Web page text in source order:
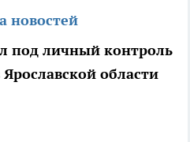
новостей
под личный контроль
области